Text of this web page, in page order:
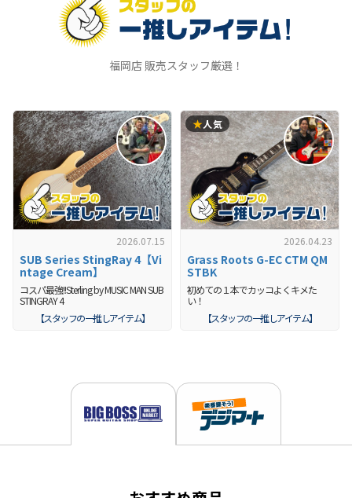
福岡店 販売スタッフ厳選！
2026.07.15
SUB Series StingRay 4【Vi
ntage Cream】
コスパ最強!!Sterling by MUSIC MAN SUB
STINGRAY 4
【スタッフの一推しアイテム】
★人気
2026.04.23
Grass Roots G-EC CTM QM
STBK
初めての１本でカッコよくキメた
い！
【スタッフの一推しアイテム】